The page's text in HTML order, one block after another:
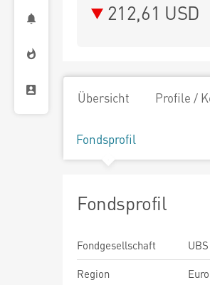
212,61 USD
Übersicht Profile /
Fondsprofil
Fondsprofil
Fondgesellschaft
Region